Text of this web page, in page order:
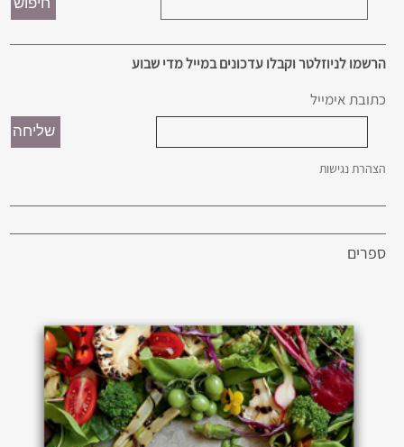
הרשמו לניוזלטר וקבלו עדכונים במייל מדי שבוע
כתובת אימייל
הצהרת נגישות
ספרים